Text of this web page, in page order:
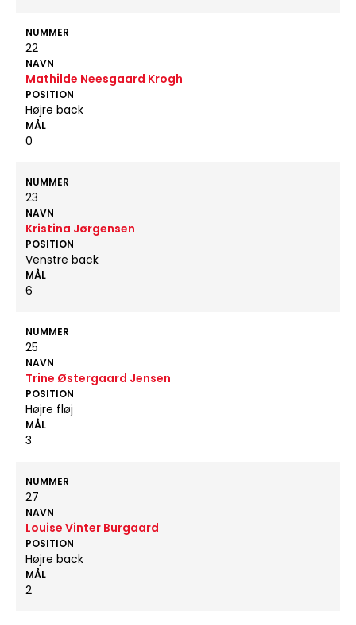
NUMMER
22
NAVN
Mathilde Neesgaard Krogh
POSITION
Højre back
MÅL
0
NUMMER
23
NAVN
Kristina Jørgensen
POSITION
Venstre back
MÅL
6
NUMMER
25
NAVN
Trine Østergaard Jensen
POSITION
Højre fløj
MÅL
3
NUMMER
27
NAVN
Louise Vinter Burgaard
POSITION
Højre back
MÅL
2